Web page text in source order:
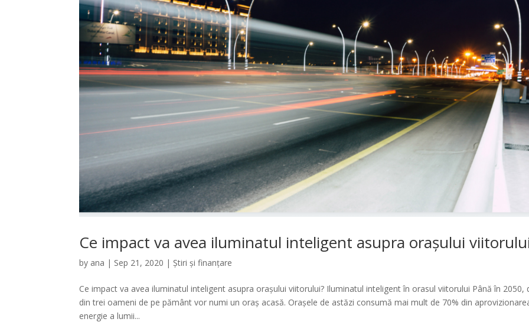
Ce impact va avea iluminatul inteligent asupra orașului
by ana | Sep 21, 2020 | Știri și finanțare
Ce impact va avea iluminatul inteligent asupra orașului viitorului? Iluminatul inteligent în orasul viitorului Până în 2050,
din trei oameni de pe pământ vor numi un oraș acasă. Orașele de astăzi consumă mai mult de 70% din
energie a lumii...